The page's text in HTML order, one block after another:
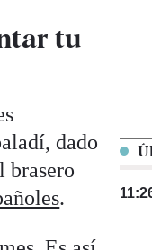
tu
dado
brasero
.